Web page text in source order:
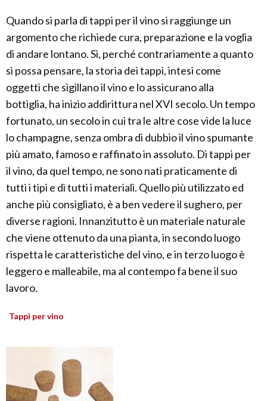
Quando si parla di tappi per il vino si raggiunge un
argomento che richiede cura, preparazione e la voglia
di andare lontano. Sì, perché contrariamente a quanto
si possa pensare, la storia dei tappi, intesi come
oggetti che sigillano il vino e lo assicurano alla
bottiglia, ha inizio addirittura nel XVI secolo. Un tempo
fortunato, un secolo in cui tra le altre cose vide la luce
lo champagne, senza ombra di dubbio il vino spumante
più amato, famoso e raffinato in assoluto. Di tappi per
il vino, da quel tempo, ne sono nati praticamente di
tutti i tipi e di tutti i materiali. Quello più utilizzato ed
anche più consigliato, è a ben vedere il sughero, per
diverse ragioni. Innanzitutto è un materiale naturale
che viene ottenuto da una pianta, in secondo luogo
rispetta le caratteristiche del vino, e in terzo luogo è
leggero e malleabile, ma al contempo fa bene il suo
lavoro.
Tappi per vino